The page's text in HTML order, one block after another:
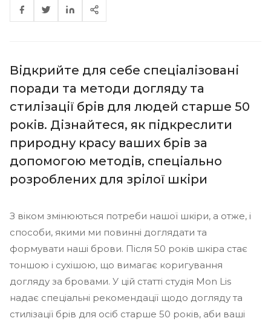
Відкрийте для себе спеціалізовані
поради та методи догляду та
стилізації брів для людей старше 50
років. Дізнайтеся, як підкреслити
природну красу ваших брів за
допомогою методів, спеціально
розроблених для зрілої шкіри
З віком змінюються потреби нашої шкіри, а отже, і
способи, якими ми повинні доглядати та
формувати наші брови. Після 50 років шкіра стає
тоншою і сухішою, що вимагає коригування
догляду за бровами. У цій статті студія Mon Lis
надає спеціальні рекомендації щодо догляду та
стилізації брів для осіб старше 50 років, аби ваші